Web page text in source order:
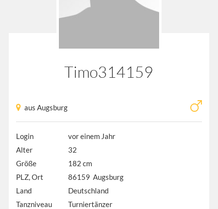
Timo314159
aus Augsburg
Login
vor einem Jahr
Alter
32
Größe
182 cm
PLZ, Ort
86159 Augsburg
Land
Deutschland
Tanzniveau
Turniertänzer